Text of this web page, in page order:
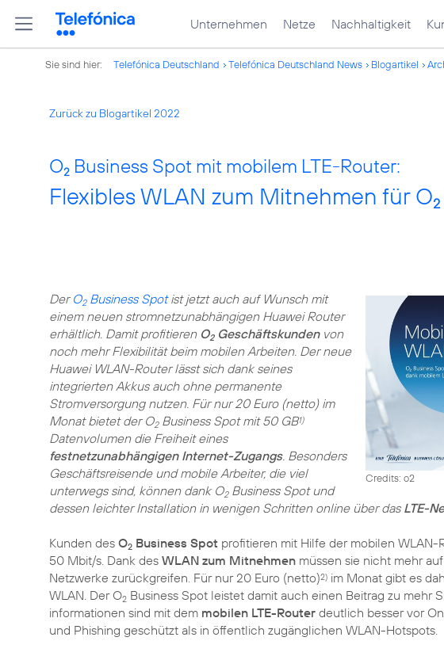
Unternehmen Netze Nachhaltigkeit
Sie sind hier: Telefónica Deutschland Telefónica Deutschland News Blogartikel
Zurück zu Blogartikel 2022
O2 Business Spot mit mobilem LTE-Router:
Flexibles WLAN zum Mitnehmen für O2
Credits: o2
Der O2Business Spotist jetzt auch auf Wunsch mit
einem neuen stromnetzunabhängigen Huawei Router
erhältlich. Damit profitieren O2Geschäftskundenvon
noch mehr Flexibilität beim mobilen Arbeiten. Der neue
Huawei WLAN-Router lässt sich dank seines
integrierten Akkus auch ohne permanente
Stromversorgung nutzen. Für nur 20 Euro (netto) im
Monat bietet der O2Business Spot mit 50 GB1)
Datenvolumen die Freiheit eines
festnetzunabhängigen Internet-Zugangs. Besonders
Geschäftsreisende und mobile Arbeiter, die viel
unterwegs sind, können dank O2Business Spot und
dessen leichter Installation in wenigen Schritten online über das LTE-
Kunden des O2 Business Spot profitieren mit Hilfe der mobilen WLAN-
50 Mbit/s. Dank des WLAN zum Mitnehmen müssen sie nicht mehr
Netzwerke zurückgreifen. Für nur 20 Euro (netto)2) im Monat gibt es
WLAN. Der O2 Business Spot leistet damit auch einen Beitrag zu mehr
informationen sind mit dem mobilen LTE-Router deutlich besser vor
und Phishing geschützt als in öffentlich zugänglichen WLAN-Hotspots.